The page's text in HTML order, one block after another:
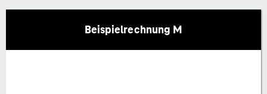
Beispielrechnung M